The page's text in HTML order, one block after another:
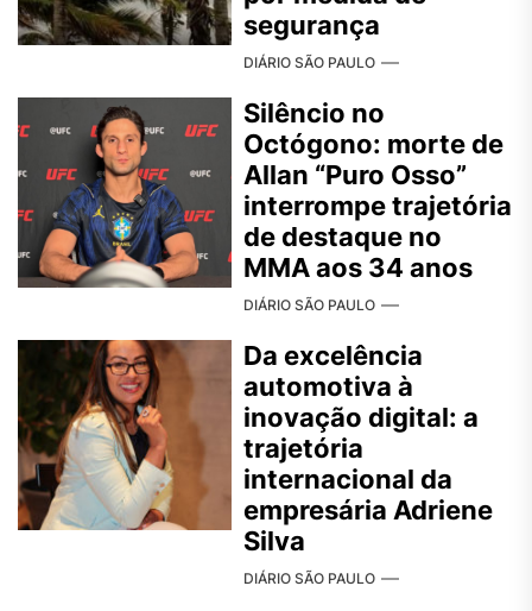
segurança
DIÁRIO SÃO PAULO
Silêncio no
Octógono: morte de
Allan “Puro Osso”
interrompe trajetória
de destaque no
MMA aos 34 anos
DIÁRIO SÃO PAULO
Da excelência
automotiva à
inovação digital: a
trajetória
internacional da
empresária Adriene
Silva
DIÁRIO SÃO PAULO